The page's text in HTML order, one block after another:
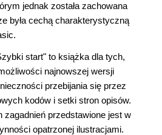
jednak została zachowana
była cechą charakterystyczną
start" to książka dla tych,
najnowszej wersji
przebijania się przez
kodów i setki stron opisów.
zagadnień przedstawione jest w
opatrzonej ilustracjami.